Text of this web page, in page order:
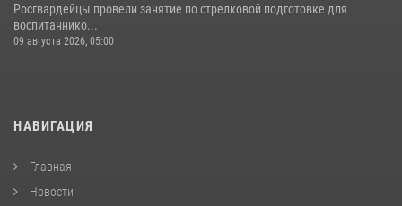
Росгвардейцы провели занятие по стрелковой подготовке для
воспитаннико...
09 августа 2026, 05:00
НАВИГАЦИЯ
Главная
Новости